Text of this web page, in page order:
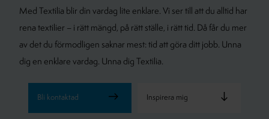
Med Textilia blir din vardag lite enklare. Vi ser till att du alltid har
rena textilier – i rätt mängd, på rätt ställe, i rätt tid. Då får du mer
av det du förmodligen saknar mest: tid att göra ditt jobb. Unna
dig en enklare vardag. Unna dig Textilia.
Bli kontaktad Inspirera mig